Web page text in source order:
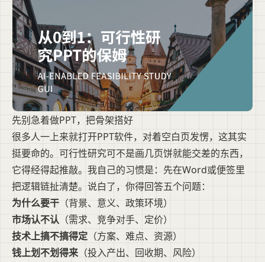
先别急着做PPT，把骨架搭好
很多人一上来就打开PPT软件，对着空白页发愣，这其实
挺要命的。可行性研究可不是画几页饼就能交差的东西，
它得经得起推敲。我自己的习惯是：先在Word或便签里
把逻辑链扯清楚。说白了，你得回答五个问题：
为什么要干 （背景、意义、政策环境）
市场认不认 （需求、竞争对手、定价）
技术上搞不搞得定 （方案、难点、资源）
钱上划不划得来（投入产出、回收期、风险）